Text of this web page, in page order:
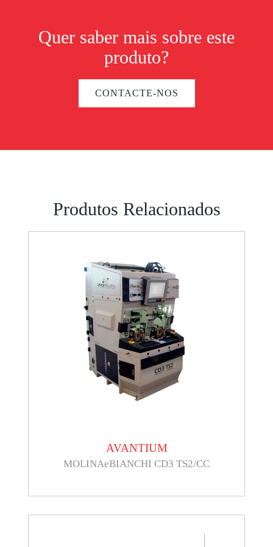
Quer saber mais sobre este
produto?
CONTACTE-NOS
Produtos Relacionados
AVANTIUM
MOLINAeBIANCHI CD3 TS2/CC